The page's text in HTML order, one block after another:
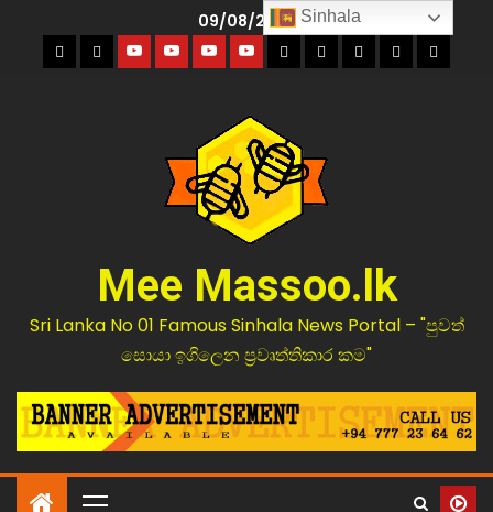
09/08/2026
Mee Massoo.lk
Sri Lanka No 01 Famous Sinhala News Portal – "පුවත්
සොයා ඉගිලෙන ප්‍රවෘත්තිකාර කම"
Sinhala